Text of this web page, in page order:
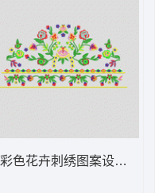
彩色花卉刺绣图案设计 抽象